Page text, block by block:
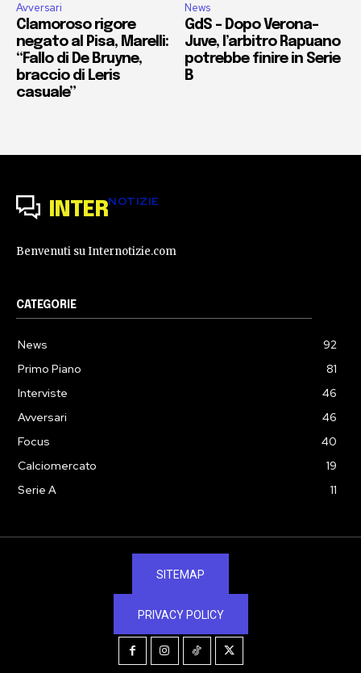
Avversari
Clamoroso rigore
negato al Pisa, Marelli:
“Fallo di De Bruyne,
braccio di Leris
casuale”
News
GdS – Dopo Verona-
Juve, l’arbitro Rapuano
potrebbe finire in Serie
B
INTERNOTIZIE
Benvenuti su Internotizie.com
CATEGORIE
News
92
Primo Piano
81
Interviste
46
Avversari
46
Focus
40
Calciomercato
19
Serie A
11
SITEMAP
PRIVACY POLICY